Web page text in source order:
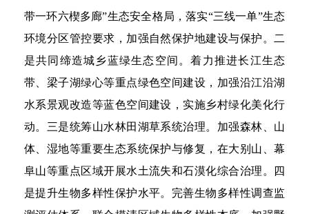
带一环六楔多廊”生态安全格局，落实“三线一单”生态
环境分区管控要求，加强自然保护地建设与保护。二
是共同缔造城乡蓝绿生态空间。着力推进长江生态
带、梁子湖绿心等重点绿色空间建设，加强沿江沿湖
水系景观改造等蓝色空间建设，实施乡村绿化美化行
动。三是统筹山水林田湖草系统治理。加强森林、山
体、湿地等重要生态系统保护与修复，在大别山、幕
阜山等重点区域开展水土流失和石漠化综合治理。四
是提升生物多样性保护水平。完善生物多样性调查监